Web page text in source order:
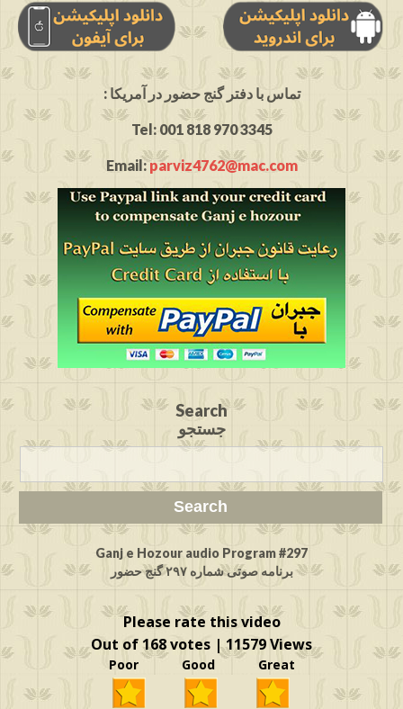
: تماس با دفتر گنج حضور در آمریکا
Tel: 001 818 970 3345
Email:parviz4762@mac.com
Search
جستجو
Ganj e Hozour audio Program #297
برنامه صوتی شماره ۲۹۷ گنج حضور
Please rate this video
Out of 168 votes | 11579 Views
Poor Good Great